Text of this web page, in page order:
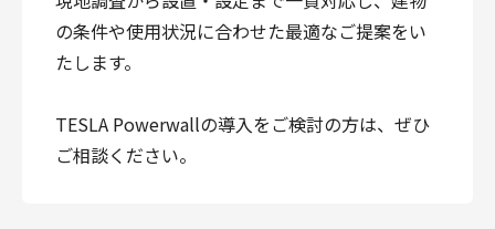
の条件や使用状況に合わせた最適なご提案をい
たします。
TESLA Powerwallの導入をご検討の方は、ぜひ
ご相談ください。